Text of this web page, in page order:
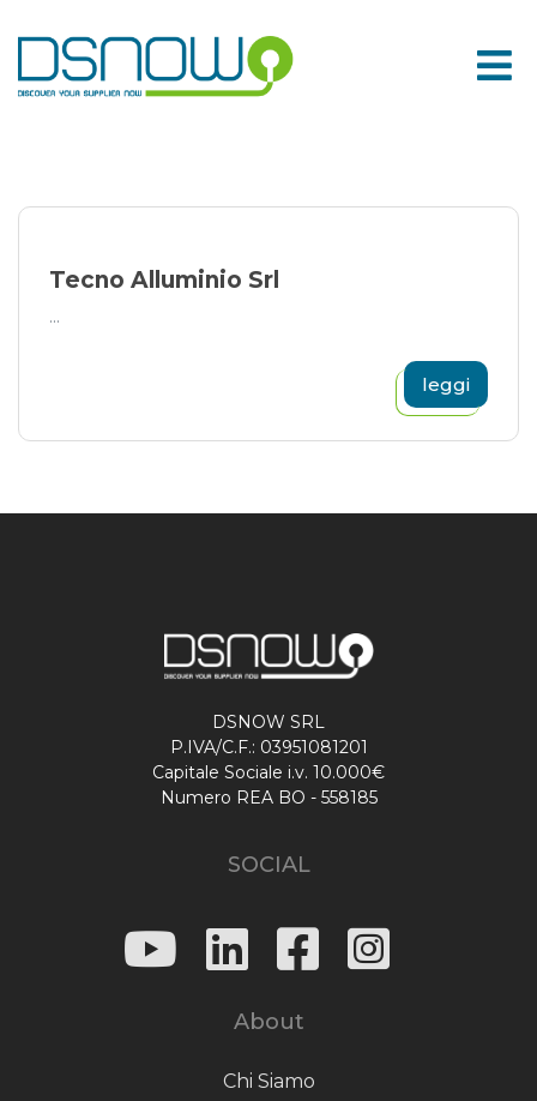
to
content
Tecno Alluminio Srl
...
leggi
DSNOW SRL
P.IVA/C.F.: 03951081201
Capitale Sociale i.v. 10.000€
Numero REA BO - 558185
SOCIAL
About
Chi Siamo